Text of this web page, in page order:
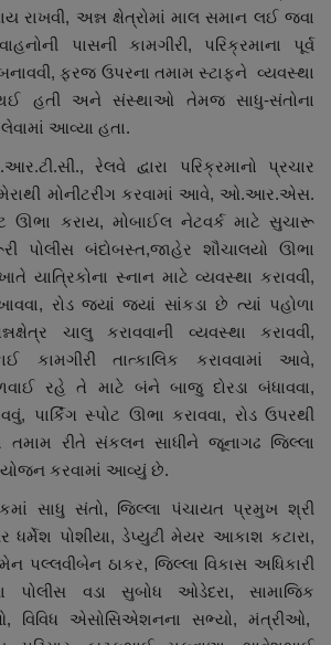
રાખવી, અન્ન ક્ષેત્રોમાં માલ સમાન લઈ જવા
પાસની કામગીરી, પરિક્રમાના પૂર્વ
બનાવવી, ફરજ ઉપરના તમામ સ્ટાફને વ્યવસ્થા
થઈ હતી અને સંસ્થાઓ તેમજ સાધુ-સંતોના
આવ્યા હતા.
રેલવે દ્વારા પરિક્રમાનો પ્રચાર
મોનીટરીંગ કરવામાં આવે, ઓ.આર.એસ.
ઊભા કરાય, મોબાઈલ નેટવર્ક માટે સુચારૂ
પોલીસ બંદોબસ્ત,જાહેર શૌચાલયો ઊભા
યાત્રિકોના સ્નાન માટે વ્યવસ્થા કરાવવી,
રોડ જ્યાં જ્યાં સાંકડા છે ત્યાં પહોળા
ચાલુ કરાવવાની વ્યવસ્થા કરાવવી,
કામગીરી તાત્કાલિક કરાવવામાં આવે,
રહે તે માટે બંને બાજુ દોરડા બંધાવવા,
પાર્કિંગ સ્પોટ ઊભા કરાવવા, રોડ ઉપરથી
તમામ રીતે સંકલન સાધીને જૂનાગઢ જિલ્લા
કરવામાં આવ્યું છે.
સાધુ સંતો, જિલ્લા પંચાયત પ્રમુખ શ્રી
પોશીયા, ડેપ્યુટી મેયર આકાશ કટારા,
પલ્લવીબેન ઠાકર, જિલ્લા વિકાસ અધિકારી
પોલીસ વડા સુબોધ ઓડેદરા, સામાજિક
વિવિધ એસોસિએશનના સભ્યો, મંત્રીઓ,